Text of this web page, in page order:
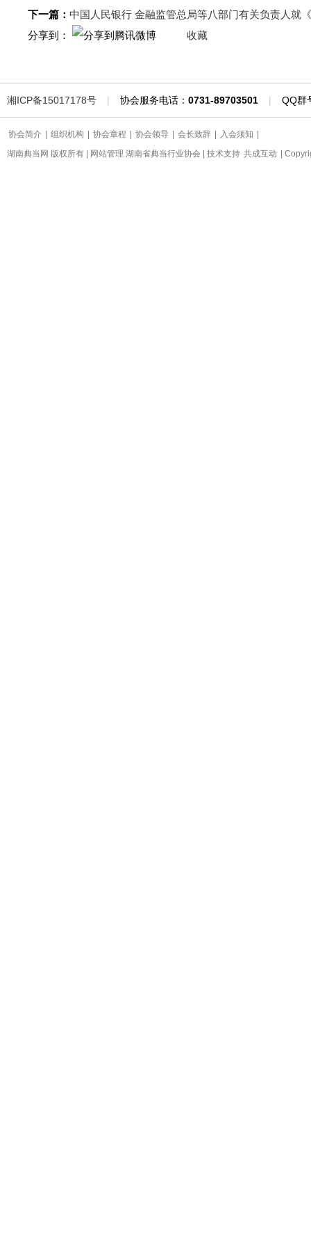
下一篇： 中国人民银行 金融监管总局等八部门有关负责人就
分享到：
收藏
湘ICP备15017178号 | 协会服务电话： 0731-89703501 | QQ群
协会简介 组织机构 协会章程 协会领导 会长致辞 入会须知
湖南典当网 版权所有 | 网站管理 湖南省典当行业协会 | 技术支持 共成互动 |